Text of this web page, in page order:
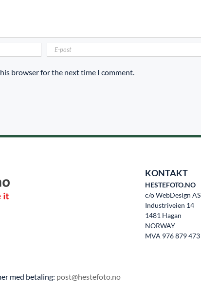
browser for the next time I comment.
KONTAKT
HESTEFOTO.NO
c/o WebDesign AS
Industriveien 14
1481 Hagan
NORWAY
MVA 976 879 473
med betaling: post@hestefoto.no